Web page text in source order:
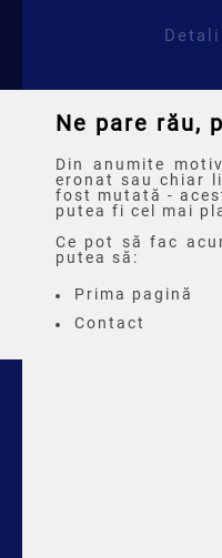
Ne pare rău,
Din anumite
eronat sau chiar
fost mutată -
putea fi cel mai
Ce pot să fac
putea să:
Prima pagină
Contact